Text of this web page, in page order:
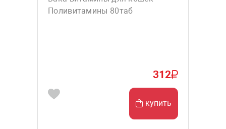
Поливитамины 80таб
312
купить